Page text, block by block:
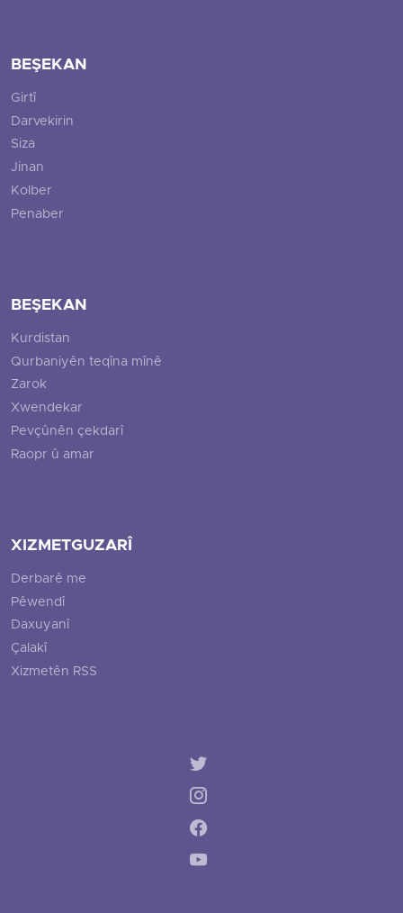
BEŞEKAN
Girtî
Darvekirin
Siza
Jinan
Kolber
Penaber
BEŞEKAN
Kurdistan
Qurbaniyên teqîna mînê
Zarok
Xwendekar
Pevçûnên çekdarî
Raopr û amar
XIZMETGUZARÎ
Derbarê me
Pêwendî
Daxuyanî
Çalakî
Xizmetên RSS